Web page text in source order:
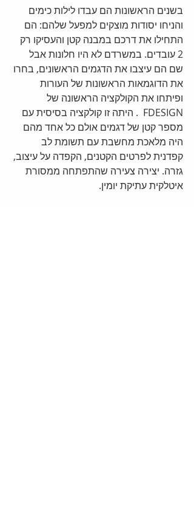
בשנים הראשונות הם עבדו לילות כימים
והניחו יסודות מוצקים למפעל שלהם: הם
התחילו את דרכם במבנה קטן והעסיקו רק
2 עובדים. במשרדם לא היו חלונות אבל
שם הם עיצבו את הדגמים הראשונים, בחרו
את הדוגמאות הראשונות של העורות
ופיתחו את הקולקציה הראשונה של
FDESIGN  . היתה זו קולקציה בסיסית עם
מספר קטן של דגמים אולם כל אחד מהם
היה מלאכת מחשבת עם תשומת לב
קפדנית לפרטים הקטנים, הקפדה על עיצוב,
גזרה. יצירה צעירה שהתפתחה ממסורת
איטלקית עתיקת יומין.